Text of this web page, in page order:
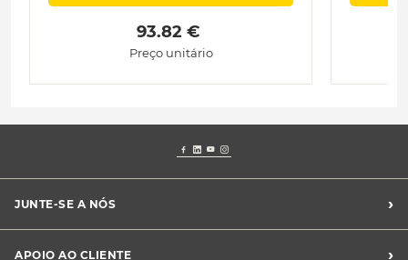
93.82 €
Preço unitário
JUNTE-SE A NÓS ›
APOIO AO CLIENTE ›